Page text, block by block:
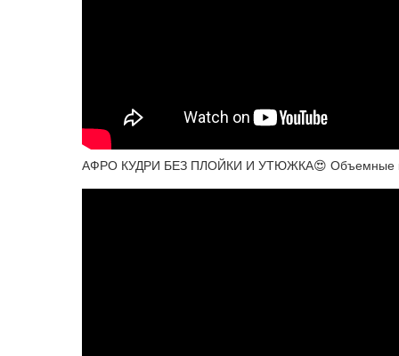
АФРО КУДРИ БЕЗ ПЛОЙКИ И УТЮЖКА😍 Объемные